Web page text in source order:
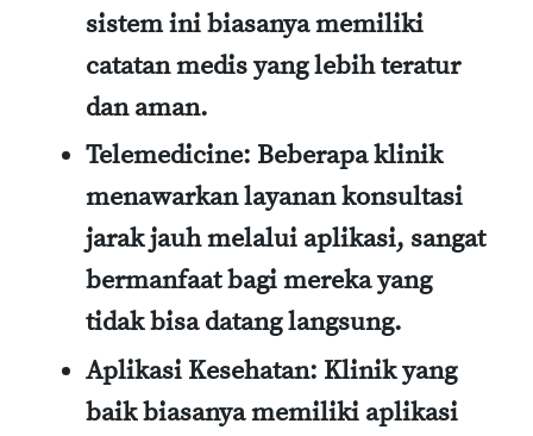
sistem ini biasanya memiliki
catatan medis yang lebih teratur
dan aman.
Telemedicine: Beberapa klinik
menawarkan layanan konsultasi
jarak jauh melalui aplikasi, sangat
bermanfaat bagi mereka yang
tidak bisa datang langsung.
Aplikasi Kesehatan: Klinik yang
baik biasanya memiliki aplikasi